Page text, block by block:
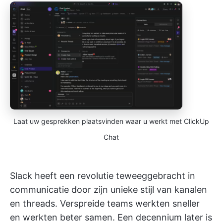
Laat uw gesprekken plaatsvinden waar u werkt met ClickUp
Chat
Slack heeft een revolutie teweeggebracht in
communicatie door zijn unieke stijl van kanalen
en threads. Verspreide teams werkten sneller
en werkten beter samen. Een decennium later is